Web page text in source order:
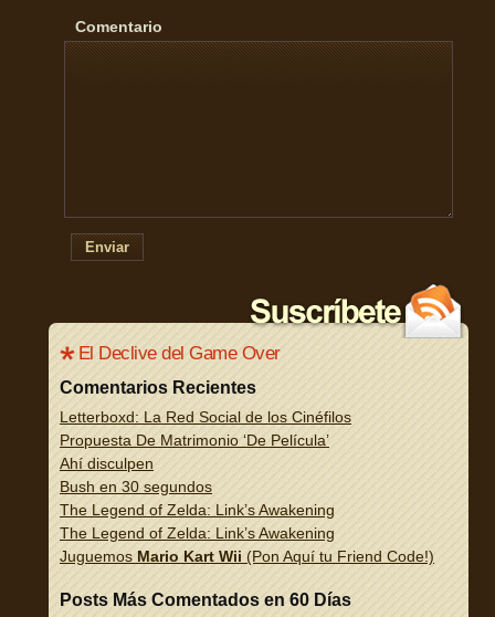
Comentario
Enviar
El Declive del Game Over
Comentarios Recientes
Letterboxd: La Red Social de los Cinéfilos
Propuesta De Matrimonio ‘De Película’
Ahí disculpen
Bush en 30 segundos
The Legend of Zelda: Link’s Awakening
The Legend of Zelda: Link’s Awakening
Juguemos Mario Kart Wii (Pon Aquí tu Friend Code!)
Posts Más Comentados en 60 Días